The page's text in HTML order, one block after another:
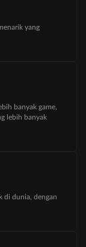
yang
banyak game,
lebih banyak
di dunia, dengan